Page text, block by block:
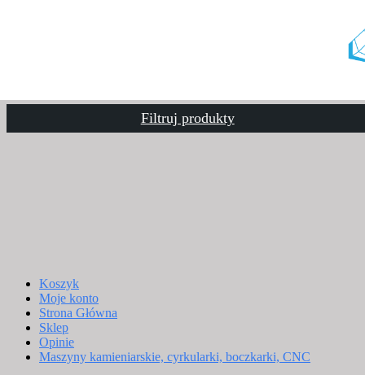
Filtruj produkty
Koszyk
Moje konto
Strona Główna
Sklep
Opinie
Maszyny kamieniarskie, cyrkularki, boczkarki, CNC